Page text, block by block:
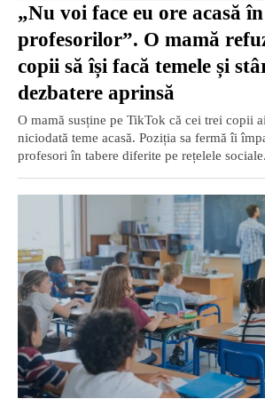
„Nu voi face eu ore acasă
profesorilor”. O mamă
copii să își facă temele și
dezbatere aprinsă
O mamă susține pe TikTok că cei trei copii
niciodată teme acasă. Poziția sa fermă îi
profesori în tabere diferite pe rețelele sociale.